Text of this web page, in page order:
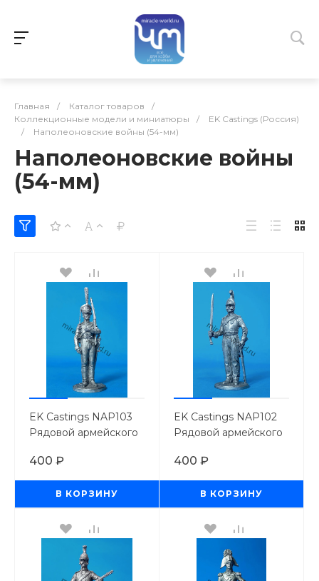
Главная / Каталог товаров
/
Коллекционные модели и миниатюры
/
EK Castings (Россия)
/
Наполеоновские войны (54-мм)
Наполеоновские войны
(54-мм)
EK Castings NAP103
Рядовой армейского
полка, 1812-14 гг.
(54мм.)
400 ₽
В КОРЗИНУ
EK Castings NAP102
Рядовой армейского
Россия, 1812-14 гг.
(54мм.)
400 ₽
В КОРЗИНУ